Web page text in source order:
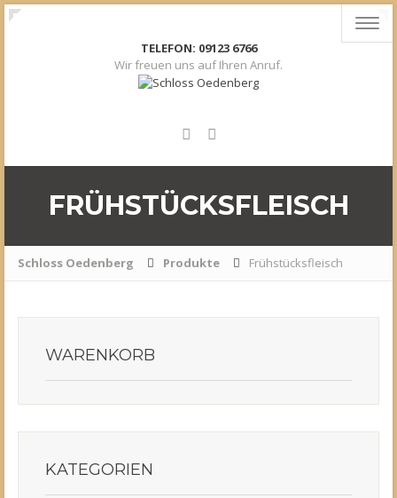
TELEFON: 09123 6766
Wir freuen uns auf Ihren Anruf.
FRÜHSTÜCKSFLEISCH
Schloss Oedenberg Produkte Frühstücksfleisch
WARENKORB
KATEGORIEN